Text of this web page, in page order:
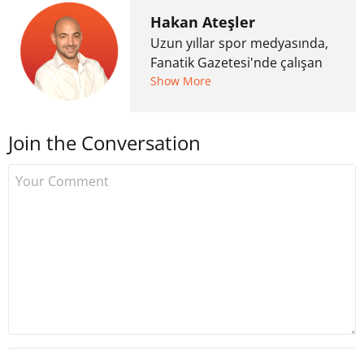
Hakan Ateşler
Uzun yıllar spor medyasında,
Fanatik Gazetesi'nde çalışan
Hakan Ateşler, 2020 yılında
Uzmancoin bünyesinde
Show More
Join the Conversation